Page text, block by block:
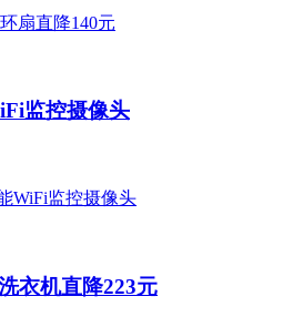
监控摄像头
衣机直降223元